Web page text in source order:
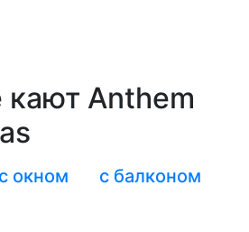
Anthem
с окном с балконом